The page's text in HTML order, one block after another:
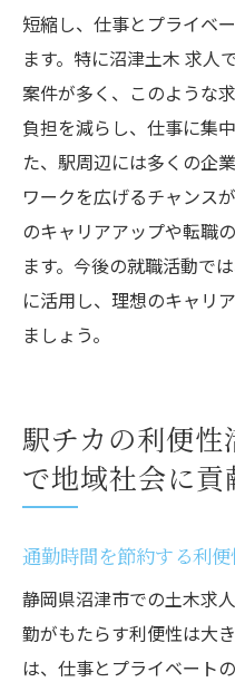
短縮し、仕事とプライベ
ます。特に沼津土木 求人
案件が多く、このような
負担を減らし、仕事に集
た、駅周辺には多くの企
ワークを広げるチャンス
のキャリアアップや転職
ます。今後の就職活動で
に活用し、理想のキャリ
ましょう。
駅チカの利便性
で地域社会に貢
通勤時間を節約する利
静岡県沼津市での土木求
勤がもたらす利便性は大
は、仕事とプライベート